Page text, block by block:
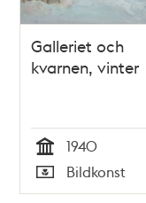
Galleriet och
kvarnen, vinter
Tid
1940
Typ
Bildkonst